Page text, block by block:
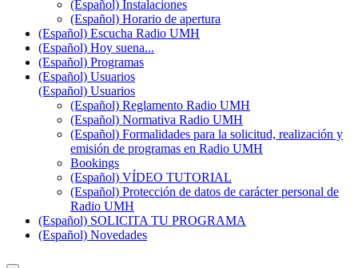
(Español) Instalaciones
(Español) Horario de apertura
(Español) Escucha Radio UMH
(Español) Hoy suena...
(Español) Programas
(Español) Usuarios
(Español) Usuarios
(Español) Reglamento Radio UMH
(Español) Normativa Radio UMH
(Español) Formalidades para la solicitud, realización y
emisión de programas en Radio UMH
Bookings
(Español) VÍDEO TUTORIAL
(Español) Protección de datos de carácter personal de
Radio UMH
(Español) SOLICITA TU PROGRAMA
(Español) Novedades